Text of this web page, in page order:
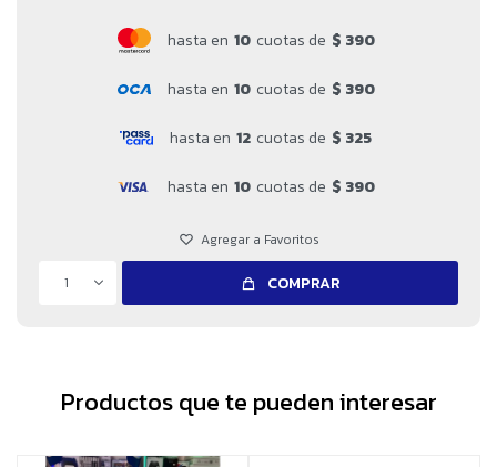
hasta en 10 cuotas de $ 390
hasta en 10 cuotas de $ 390
hasta en 12 cuotas de $ 325
hasta en 10 cuotas de $ 390
1 COMPRAR
Productos que te pueden interesar